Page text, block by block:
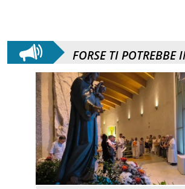
FORSE TI POTREBBE